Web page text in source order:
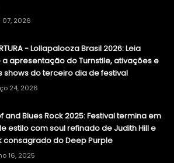
07, 2026
- Lollapalooza Brasil 2026: Leia
apresentação do Turnstile, ativações e
shows do terceiro dia de festival
24, 2026
and Blues Rock 2025: Festival termina em
estilo com soul refinado de Judith Hill e
consagrado do Deep Purple
16, 2025